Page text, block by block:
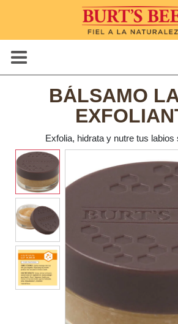
BÁLSAMO
Exfolia, hidrata y nutre tus labios